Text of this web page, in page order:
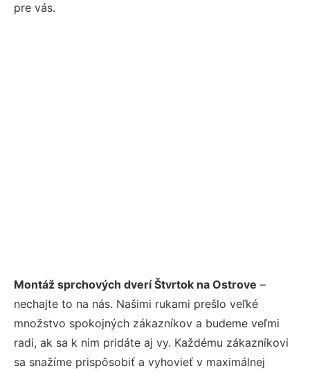
pre vás.
Montáž sprchových dverí Štvrtok na Ostrove –
nechajte to na nás. Našimi rukami prešlo veľké
množstvo spokojných zákazníkov a budeme veľmi
radi, ak sa k nim pridáte aj vy. Každému zákazníkovi
sa snažíme prispôsobiť a vyhovieť v maximálnej